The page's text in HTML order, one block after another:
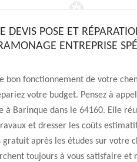
DEVIS POSE ET
ENTREPRISE
bon fonctionnement de votre
votre budget. Pensez à
à Barinque dans le 64160. Elle
et dresser les coûts
gratuit après les études sur votre
toujours à vous satisfaire